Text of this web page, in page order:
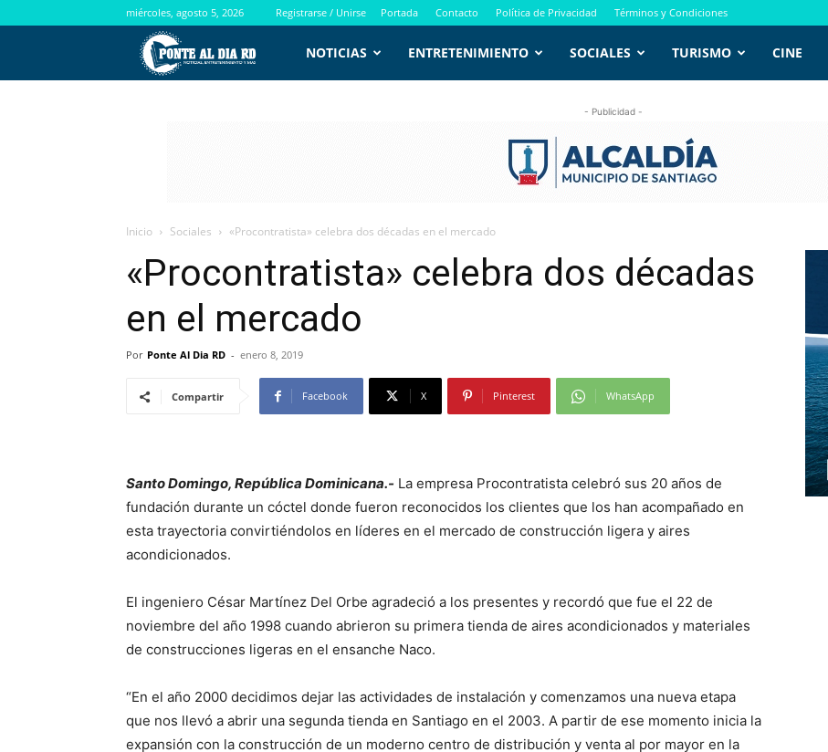
miércoles, agosto 5, 2026 Registrarse / Unirse Portada Contacto Política de Privacidad Términos y Condiciones
PontealdiaRD.com
NOTICIAS ENTRETENIMIENTO SOCIALES TURISMO CINE
- Publicidad -
Inicio Sociales «Procontratista» celebra dos décadas en el mercado
«Procontratista» celebra dos décadas
en el mercado
Por Ponte Al Dia RD - enero 8, 2019
Compartir Facebook X Pinterest WhatsApp
Santo Domingo, República Dominicana.- La empresa Procontratista celebró sus 20 años de
fundación durante un cóctel donde fueron reconocidos los clientes que los han acompañado en
esta trayectoria convirtiéndolos en líderes en el mercado de construcción ligera y aires
acondicionados.
El ingeniero César Martínez Del Orbe agradeció a los presentes y recordó que fue el 22 de
noviembre del año 1998 cuando abrieron su primera tienda de aires acondicionados y materiales
de construcciones ligeras en el ensanche Naco.
“En el año 2000 decidimos dejar las actividades de instalación y comenzamos una nueva etapa
que nos llevó a abrir una segunda tienda en Santiago en el 2003. A partir de ese momento inicia la
expansión con la construcción de un moderno centro de distribución y venta al por mayor en la